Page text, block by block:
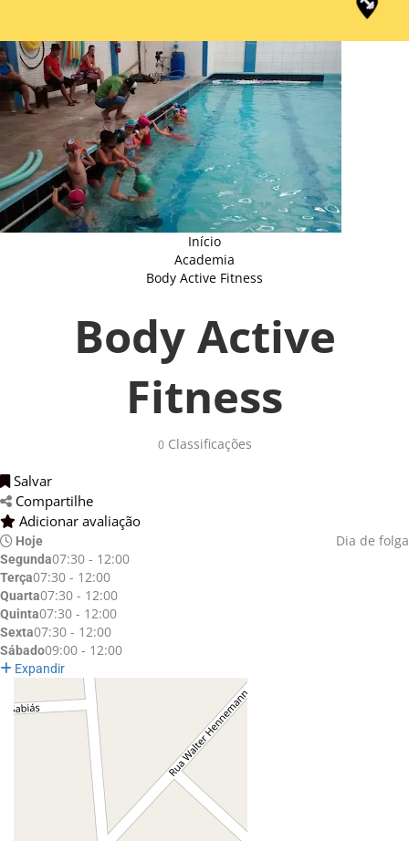
Início
Academia
Body Active Fitness
Body Active
Fitness
0Classificações
Salvar
Compartilhe
Adicionar avaliação
Hoje Dia de folga
Segunda07:30 - 12:00
Terça07:30 - 12:00
Quarta07:30 - 12:00
Quinta07:30 - 12:00
Sexta07:30 - 12:00
Sábado09:00 - 12:00
Expandir